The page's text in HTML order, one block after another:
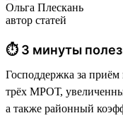
Ольга Плескань
автор статей
⏱ 3 минуты
Господдержка за
трёх МРОТ,
а также районный